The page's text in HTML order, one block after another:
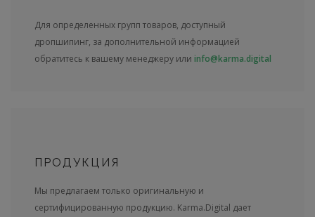
Для определенных групп товаров, доступный
дропшипинг, за дополнительной информацией
обратитесь к вашему менеджеру или info@karma.digital
ПРОДУКЦИЯ
Мы предлагаем только оригинальную и
сертифицированную продукцию. Karma.Digital дает